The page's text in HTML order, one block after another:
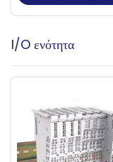
I/O ενότητα